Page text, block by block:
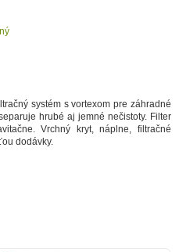
systém s vortexom pre záhradné
hrubé aj jemné nečistoty. Filter
Vrchný kryt, náplne, filtračné
dodávky.